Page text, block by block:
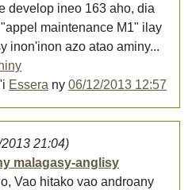
develop ineo 163 aho, dia
maintenance M1" ilay
inon'inon azo atao aminy...
Essera ny 06/12/2013 12:57
21:04)
malagasy-anglisy
Vao hitako vao androany